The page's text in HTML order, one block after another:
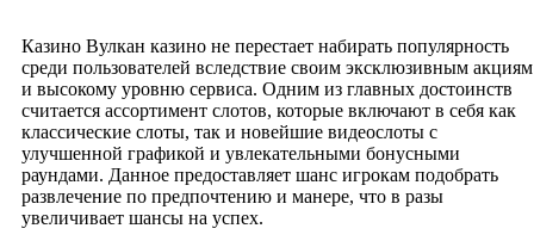
Казино Вулкан казино не перестает набирать популярность
среди пользователей вследствие своим эксклюзивным акциям
и высокому уровню сервиса. Одним из главных достоинств
считается ассортимент слотов, которые включают в себя как
классические слоты, так и новейшие видеослоты с
улучшенной графикой и увлекательными бонусными
раундами. Данное предоставляет шанс игрокам подобрать
развлечение по предпочтению и манере, что в разы
увеличивает шансы на успех.